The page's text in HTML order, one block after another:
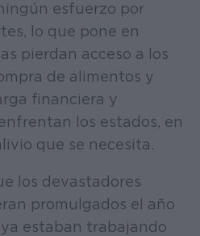
esfuerzo por
lo que pone en
pierdan acceso a los
de alimentos y
financiera y
los estados, en
que se necesita.
los devastadores
promulgados el año
estaban trabajando